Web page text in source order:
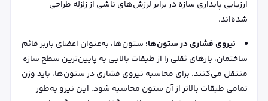
ارزیابی پایداری سازه در برابر لرزش‌های ناشی از زلزله طراحی
شده‌اند.
نیروی فشاری در ستون‌ها: ستون‌ها، به‌عنوان اعضای باربر قائم
ساختمان، بارهای ثقلی را از طبقات بالایی به پایین‌ترین سطح سازه
منتقل می‌کنند. برای محاسبه نیروی فشاری در ستون‌ها، باید وزن
تمامی طبقات بالاتر از آن ستون محاسبه شود. این نیرو به‌طور